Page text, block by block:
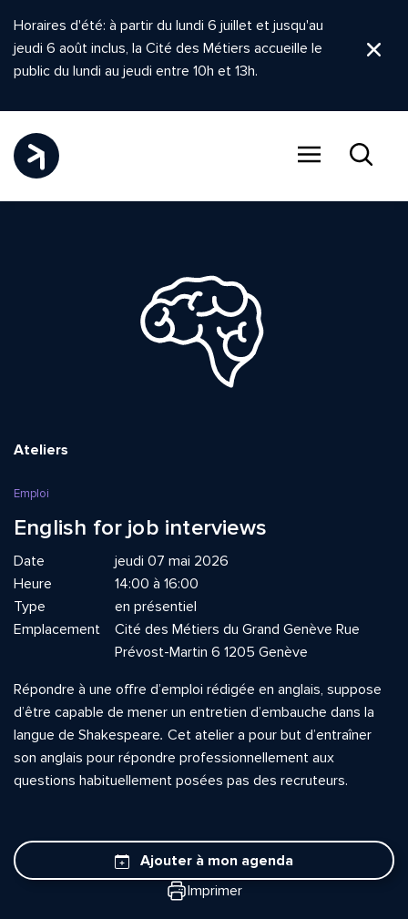
Horaires d'été: à partir du lundi 6 juillet et jusqu'au
jeudi 6 août inclus, la Cité des Métiers accueille le
public du lundi au jeudi entre 10h et 13h.
Ateliers
Emploi
English for job interviews
Date
jeudi 07 mai 2026
Heure
14:00 à 16:00
Type
en présentiel
Emplacement
Cité des Métiers du Grand Genève Rue
Prévost-Martin 6 1205 Genève
Répondre à une offre d’emploi rédigée en anglais, suppose
d’être capable de mener un entretien d’embauche dans la
langue de Shakespeare. Cet atelier a pour but d’entraîner
son anglais pour répondre professionnellement aux
questions habituellement posées pas des recruteurs.
Ajouter à mon agenda
Imprimer